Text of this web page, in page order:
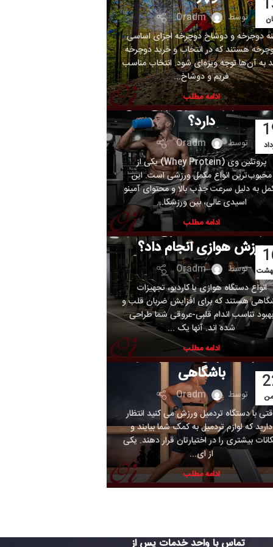
Oradm
دوچرخه اجزای اساسی
انتخاب و خرید دوچرخه
شود. انتخاب مناسب
دوشاخ...
مطلب
نشده
پروتئین وی WHEY 3HD
روی بدن
Oradm
پروتئین وی (Whey Protein) یکی از
ورزشی است. این
بالا و محتوای آمینو
بین ورزشکا...
نشده
بدنسازی میشه
انجام داد؟
Oradm
یا کاردیو، تجهیزات
افزایش ضربان قلب و
عروقی شما طراحی
آنها یک ...
نشده
قلب تردمیل
Oradm
ورزش می کنید انتظار
به کمک شما بیایند و
قرار دهند. یکی
مطلب
واحد خدمات پس از